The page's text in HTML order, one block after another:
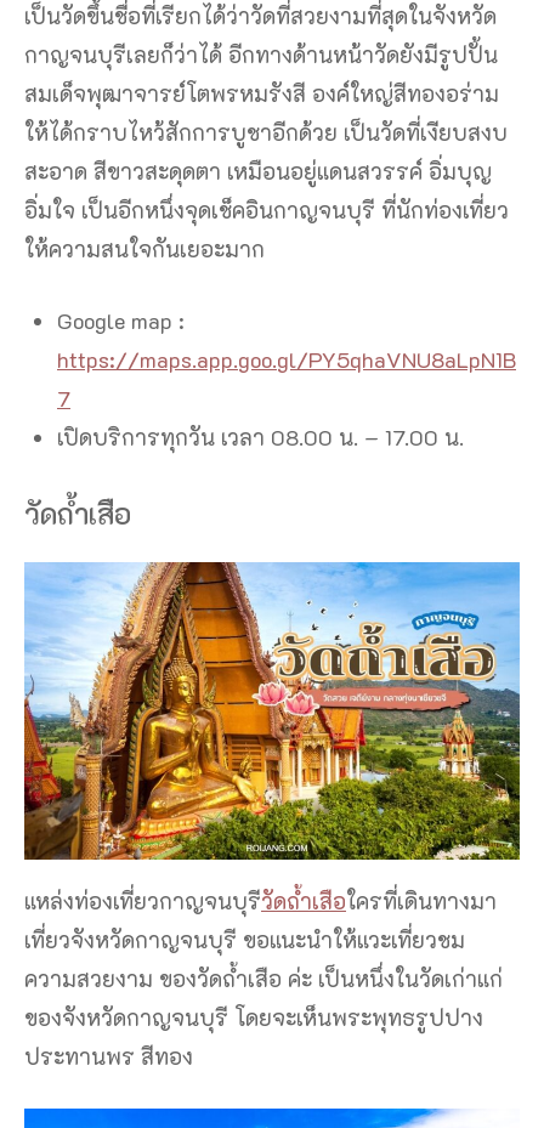
เป็นวัดขึ้นชื่อที่เรียกได้ว่าวัดที่สวยงามที่สุดในจังหวัด
กาญจนบุรีเลยก็ว่าได้ อีกทางด้านหน้าวัดยังมีรูปปั้น
สมเด็จพุฒาจารย์โตพรหมรังสี องค์ใหญ่สีทองอร่าม
ให้ได้กราบไหว้สักการบูชาอีกด้วย เป็นวัดที่เงียบสงบ
สะอาด สีขาวสะดุดตา เหมือนอยู่แดนสวรรค์ อิ่มบุญ
อิ่มใจ เป็นอีกหนึ่งจุดเช็คอินกาญจนบุรี ที่นักท่องเที่ยว
ให้ความสนใจกันเยอะมาก
Google map :
https://maps.app.goo.gl/PY5qhaVNU8aLpN1B
7
เปิดบริการทุกวัน เวลา 08.00 น. – 17.00 น.
วัดถ้ำเสือ
แหล่งท่องเที่ยวกาญจนบุรีวัดถ้ำเสือใครที่เดินทางมา
เที่ยวจังหวัดกาญจนบุรี ขอแนะนำให้แวะเที่ยวชม
ความสวยงาม ของวัดถ้ำเสือ ค่ะ เป็นหนึ่งในวัดเก่าแก่
ของจังหวัดกาญจนบุรี โดยจะเห็นพระพุทธรูปปาง
ประทานพร สีทอง